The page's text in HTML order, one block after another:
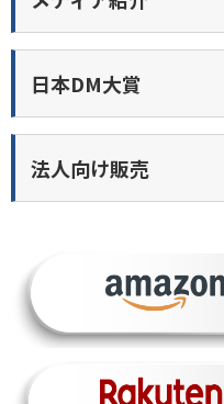
日本DM大賞
法人向け販売